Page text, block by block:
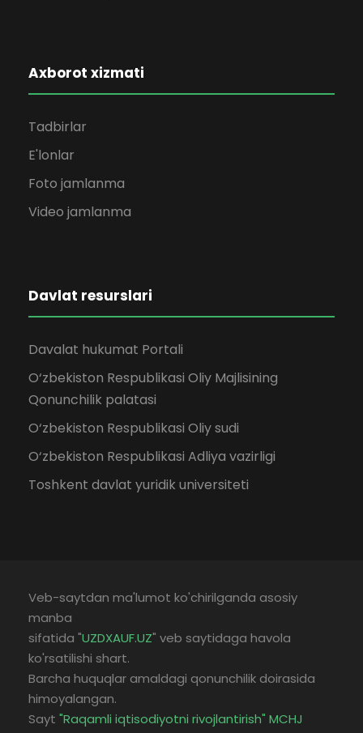
Axborot xizmati
Tadbirlar
E'lonlar
Foto jamlanma
Video jamlanma
Davlat resurslari
Davalat hukumat Portali
O‘zbekiston Respublikasi Oliy Majlisining
Qonunchilik palatasi
O‘zbekiston Respublikasi Oliy sudi
O‘zbekiston Respublikasi Adliya vazirligi
Toshkent davlat yuridik universiteti
Veb-saytdan ma'lumot ko'chirilganda asosiy
manba
sifatida "UZDXAUF.UZ" veb saytidaga havola
ko'rsatilishi shart.
Barcha huquqlar amaldagi qonunchilik doirasida
himoyalangan.
Sayt "Raqamli iqtisodiyotni rivojlantirish" MCHJ